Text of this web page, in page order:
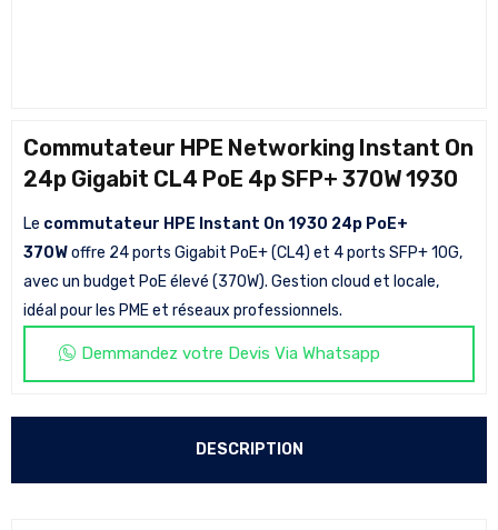
Commutateur HPE Networking Instant On
24p Gigabit CL4 PoE 4p SFP+ 370W 1930
Le commutateur HPE Instant On 1930 24p PoE+
370Woffre 24 ports Gigabit PoE+ (CL4) et 4 ports SFP+ 10G,
avec un budget PoE élevé (370W). Gestion cloud et locale,
idéal pour les PME et réseaux professionnels.
Demmandez votre Devis Via Whatsapp
DESCRIPTION